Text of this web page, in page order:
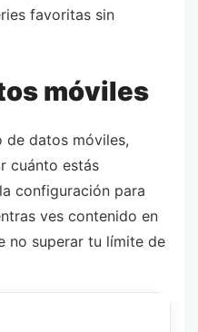
favoritas sin
móviles
de datos móviles,
cuánto estás
configuración para
ves contenido en
no superar tu límite de